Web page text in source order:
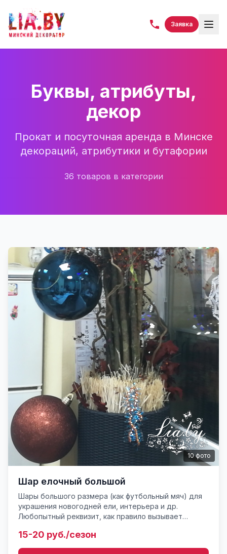
Заявка
Буквы, атрибуты,
декор
Прокат и посуточная аренда в Минске
декораций, атрибутики и бутафории
36 товаров в категории
10фото
Шар елочный большой
Шары большого размера (как футбольный мяч) для
украшения новогодней ели, интерьера и др.
Любопытный реквизит, как правило вызывает
шары 15, 20, 25 и 30...
15-20 руб./сезон